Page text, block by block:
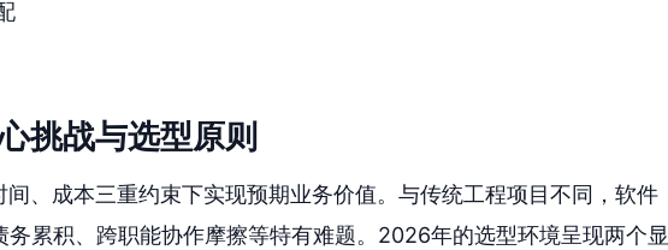
挑战与选型原则
、成本三重约束下实现预期业务价值。与传统工程项目不同，软件
累积、跨职能协作摩擦等特有难题。2026年的选型环境呈现两个显